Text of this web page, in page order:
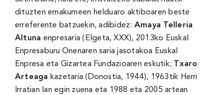
dituzten emakumeen helduaro aktiboaren beste
erreferente batzuekin, adibidez: Amaya Telleria
Altuna enpresaria (Elgeta, XXX), 2013ko Euskal
Enpresaburu Onenaren saria jasotakoa Euskal
Enpresa eta Gizartea Fundazioaren eskutik; Txaro
Arteaga kazetaria (Donostia, 1944), 1963tik Herri
Irratian lan egin zuena eta 1988 eta 2005 artean